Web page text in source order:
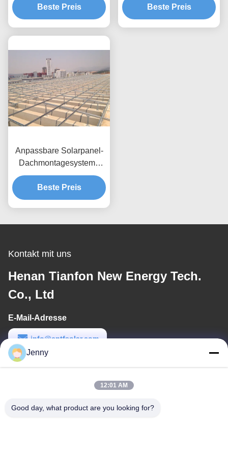
für Flachdächer
Beste Preis
Entworfene
Dachanwendung
Beste Preis
Anpassbare Solarpanel-
Dachmontagesysteme
basierend auf der
Panelgröße, Winddruck
bis 80 m/s,
eloxierte, verzinkte
Beste Preis
Kontakt mit uns
Henan Tianfon New Energy Tech.
Co., Ltd
E-Mail-Adresse
info@cntfsolar.com
Arbeitszeit
Jenny
12:01 AM
Good day, what product are you looking for?